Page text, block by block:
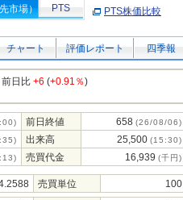
市場） PTS PTS株価比較
チャート 評価レポート 四季報
前日比 +6 (+0.91％)
前日終値 658 (26/08/06)
出来高 25,500 (15:30)
売買代金 16,939 (千円)
売買単位 100